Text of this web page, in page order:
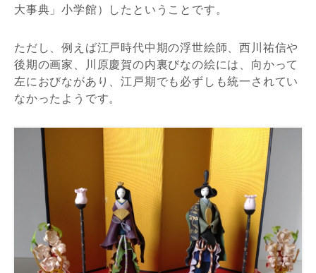
大事典」小学館）したということです。
ただし、例えば江戸時代中期の浮世絵師、西川祐信や
後期の画家、川原慶賀の内裏びなの絵には、向かって
左におびながあり、江戸期でも必ずしも統一されてい
なかったようです。